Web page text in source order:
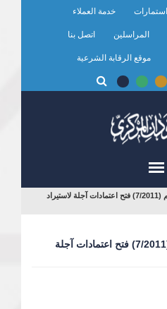
استمارات خدمة العملاء
المراسلين اتصل بنا
موقع الرقابة الشرعية
منشور إدارة السياسات رقم (7/2011) فتح اعتمادات آجلة لاستيراد
منشور إدارة السياسات رقم (7/2011) فتح اعتمادات آجلة